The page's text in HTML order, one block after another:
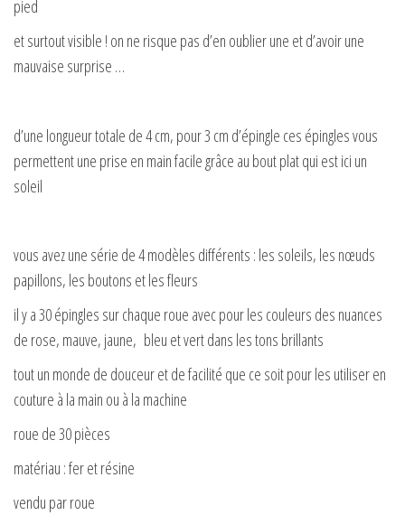
pied
et surtout visible ! on ne risque pas d’en oublier une et d’avoir une
mauvaise surprise …
d’une longueur totale de 4 cm, pour 3 cm d’épingle ces épingles vous
permettent une prise en main facile grâce au bout plat qui est ici un
soleil
vous avez une série de 4 modèles différents : les soleils, les nœuds
papillons, les boutons et les fleurs
il y a 30 épingles sur chaque roue avec pour les couleurs des nuances
de rose, mauve, jaune, bleu et vert dans les tons brillants
tout un monde de douceur et de facilité que ce soit pour les utiliser en
couture à la main ou à la machine
roue de 30 pièces
matériau : fer et résine
vendu par roue